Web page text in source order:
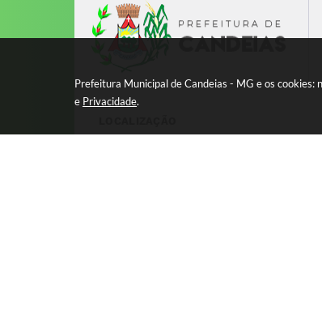
Prefeitura Municipal de Candeias - MG e os cookies:
e Privacidade.
Avenida 17 de Dezembro, nº 240